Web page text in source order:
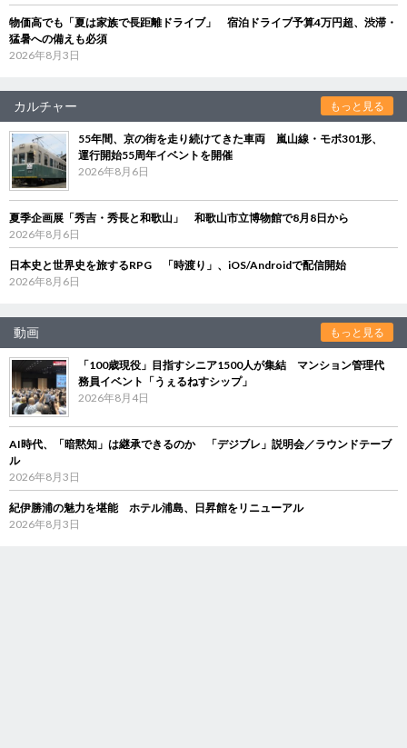
物価高でも「夏は家族で長距離ドライブ」 宿泊ドライブ予算4万円超、渋滞・
猛暑への備えも必須
2026年8月3日
カルチャー もっと見る
55年間、京の街を走り続けてきた車両 嵐山線・モボ301形、
運行開始55周年イベントを開催
2026年8月6日
夏季企画展「秀吉・秀長と和歌山」 和歌山市立博物館で8月8日から
2026年8月6日
日本史と世界史を旅するRPG 「時渡り」、iOS/Androidで配信開始
2026年8月6日
動画 もっと見る
「100歳現役」目指すシニア1500人が集結 マンション管理代
務員イベント「うぇるねすシップ」
2026年8月4日
AI時代、「暗黙知」は継承できるのか 「デジブレ」説明会／ラウンドテーブ
ル
2026年8月3日
紀伊勝浦の魅力を堪能 ホテル浦島、日昇館をリニューアル
2026年8月3日